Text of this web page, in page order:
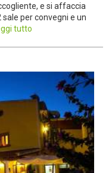
e si affaccia
per convegni e un
tutto